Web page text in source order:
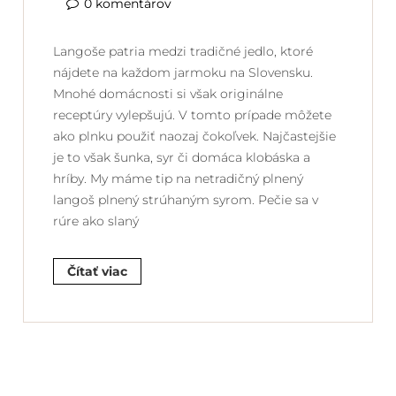
Langoše patria medzi tradičné jedlo, ktoré
nájdete na každom jarmoku na Slovensku.
Mnohé domácnosti si však originálne
receptúry vylepšujú. V tomto prípade môžete
ako plnku použiť naozaj čokoľvek. Najčastejšie
je to však šunka, syr či domáca klobáska a
hríby. My máme tip na netradičný plnený
langoš plnený strúhaným syrom. Pečie sa v
rúre ako slaný
Čítať viac